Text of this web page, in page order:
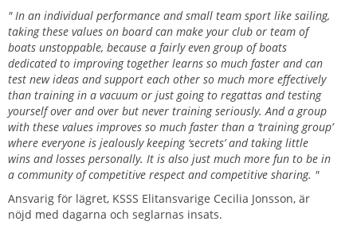
" In an individual performance and small team sport like sailing,
taking these values on board can make your club or team of
boats unstoppable, because a fairly even group of boats
dedicated to improving together learns so much faster and can
test new ideas and support each other so much more effectively
than training in a vacuum or just going to regattas and testing
yourself over and over but never training seriously. And a group
with these values improves so much faster than a ‘training group’
where everyone is jealously keeping ‘secrets’ and taking little
wins and losses personally. It is also just much more fun to be in
a community of competitive respect and competitive sharing. "
Ansvarig för lägret, KSSS Elitansvarige Cecilia Jonsson, är
nöjd med dagarna och seglarnas insats.